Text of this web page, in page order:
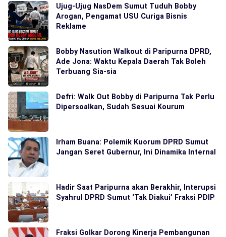
Ujug-Ujug NasDem Sumut Tuduh Bobby
Arogan, Pengamat USU Curiga Bisnis
Reklame
Bobby Nasution Walkout di Paripurna DPRD,
Ade Jona: Waktu Kepala Daerah Tak Boleh
Terbuang Sia-sia
Defri: Walk Out Bobby di Paripurna Tak Perlu
Dipersoalkan, Sudah Sesuai Kourum
Irham Buana: Polemik Kuorum DPRD Sumut
Jangan Seret Gubernur, Ini Dinamika Internal
Hadir Saat Paripurna akan Berakhir, Interupsi
Syahrul DPRD Sumut ‘Tak Diakui’ Fraksi PDIP
Fraksi Golkar Dorong Kinerja Pembangunan